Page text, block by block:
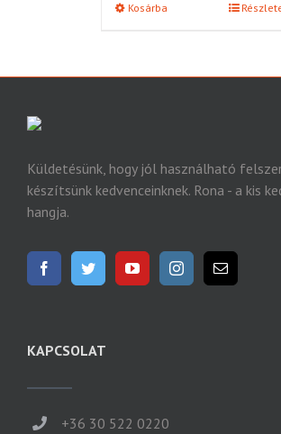
Kosárba
Küldetésünk, hogy jól használható
készítsünk kedvenceinknek. Rona - a kis
hangja.
KAPCSOLAT
+36 30 522 0220